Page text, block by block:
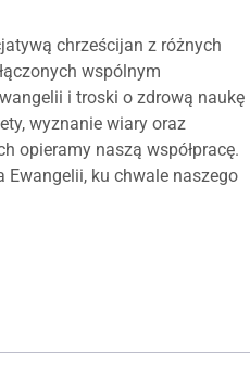
chrześcijan z różnych
wspólnym
i troski o zdrową naukę
wyznanie wiary oraz
opieramy naszą współpracę.
Ewangelii, ku chwale naszego